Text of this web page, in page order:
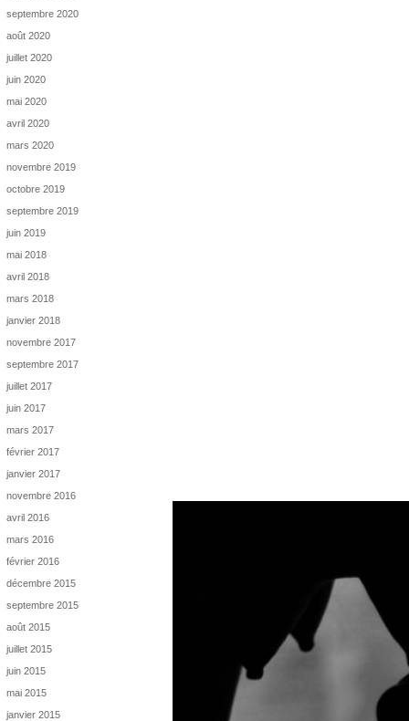
septembre 2020
août 2020
juillet 2020
juin 2020
mai 2020
avril 2020
mars 2020
novembre 2019
octobre 2019
septembre 2019
juin 2019
mai 2018
avril 2018
mars 2018
janvier 2018
novembre 2017
septembre 2017
juillet 2017
juin 2017
mars 2017
février 2017
janvier 2017
novembre 2016
avril 2016
mars 2016
février 2016
décembre 2015
septembre 2015
août 2015
juillet 2015
juin 2015
mai 2015
janvier 2015